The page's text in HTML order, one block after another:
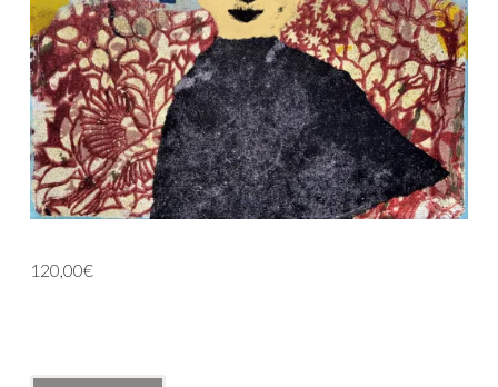
120,00€